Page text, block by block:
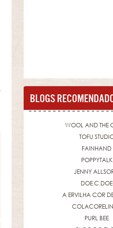
BLOGS
WOOL AND THE
TOFU
FAINHAND
POPPYTALK
JENNY
DOE.C.DOE
A ERVILHA COR
PURL BEE